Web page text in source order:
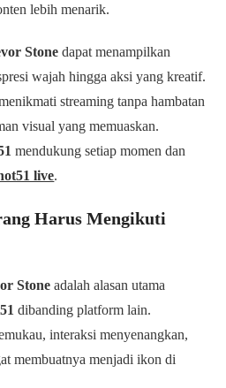
lebih menarik.
Stone dapat menampilkan
wajah hingga aksi yang kreatif.
streaming tanpa hambatan
visual yang memuaskan.
mendukung setiap momen dan
live.
Harus Mengikuti
Stone adalah alasan utama
dibanding platform lain.
interaksi menyenangkan,
membuatnya menjadi ikon di